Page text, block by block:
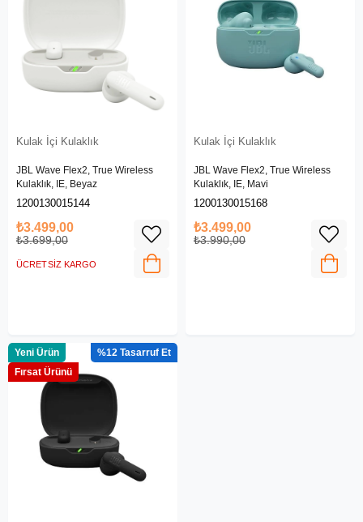
Kulak İçi Kulaklık
JBL Wave Flex2, True Wireless
Kulaklık, IE, Beyaz
1200130015144
₺3.499,00
₺3.699,00
ÜCRETSIZ KARGO
Kulak İçi Kulaklık
JBL Wave Flex2, True Wireless
Kulaklık, IE, Mavi
1200130015168
₺3.499,00
₺3.990,00
Yeni Ürün
Fırsat Ürünü
%12